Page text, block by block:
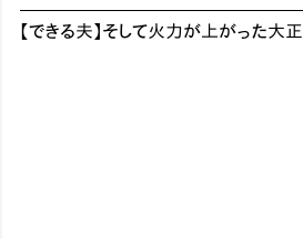
【できる夫】そして火力が上がった大